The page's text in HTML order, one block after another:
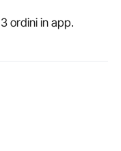
ordini in app.